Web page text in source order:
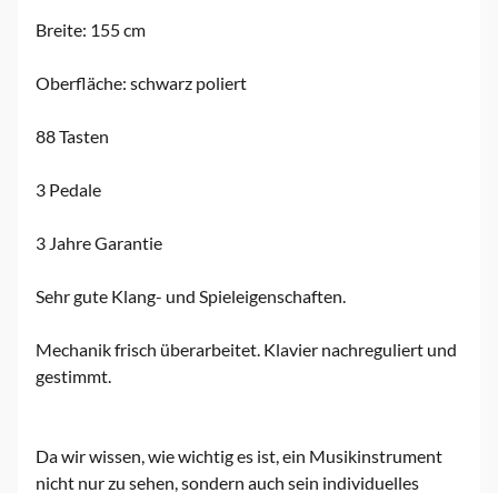
Breite: 155 cm
Oberfläche: schwarz poliert
88 Tasten
3 Pedale
3 Jahre Garantie
Sehr gute Klang- und Spieleigenschaften.
Mechanik frisch überarbeitet. Klavier nachreguliert und
gestimmt.
Da wir wissen, wie wichtig es ist, ein Musikinstrument
nicht nur zu sehen, sondern auch sein individuelles